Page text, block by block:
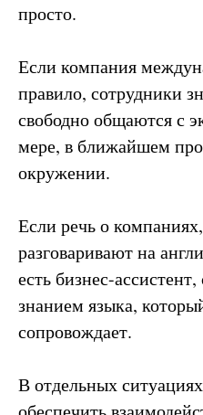
просто.
Если компания
правило, сотрудники
свободно общаются с
мере, в ближайшем
окружении.
Если речь о
разговаривают на
есть бизнес-
знанием языка,
сопровождает.
В отдельных